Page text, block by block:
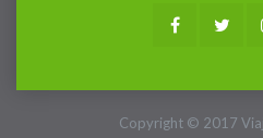
Copyright © 2017